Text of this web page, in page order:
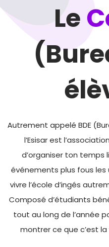
Le
Autrement appelé BDE
l’Esisar est
d’organiser ton
événements plus fous
vivre l’école d’ingés
Composé d’étudiants
tout au long de l’année
montrer ce que c’est